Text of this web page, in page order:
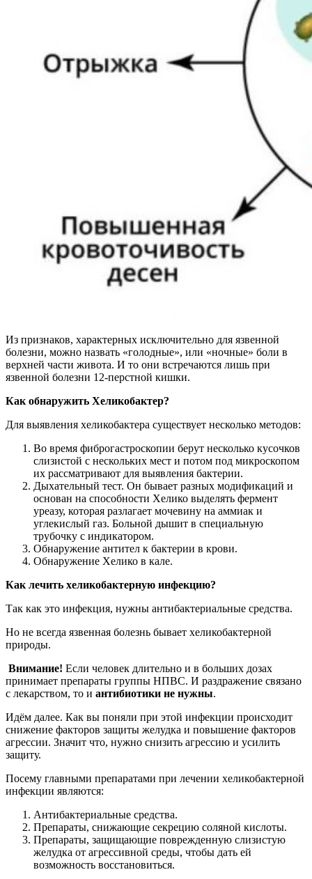
Из признаков, характерных исключительно для язвенной
болезни, можно назвать «голодные», или «ночные» боли в
верхней части живота. И то они встречаются лишь при
язвенной болезни 12-перстной кишки.
Как обнаружить Хеликобактер?
Для выявления хеликобактера существует несколько методов:
Во время фиброгастроскопии берут несколько кусочков
слизистой с нескольких мест и потом под микроскопом
их рассматривают для выявления бактерии.
Дыхательный тест. Он бывает разных модификаций и
основан на способности Хелико выделять фермент
уреазу, которая разлагает мочевину на аммиак и
углекислый газ. Больной дышит в специальную
трубочку с индикатором.
Обнаружение антител к бактерии в крови.
Обнаружение Хелико в кале.
Как лечить хеликобактерную инфекцию?
Так как это инфекция, нужны антибактериальные средства.
Но не всегда язвенная болезнь бывает хеликобактерной
природы.
Внимание! Если человек длительно и в больших дозах
принимает препараты группы НПВС. И раздражение связано
с лекарством, то и антибиотики не нужны.
Идём далее. Как вы поняли при этой инфекции происходит
снижение факторов защиты желудка и повышение факторов
агрессии. Значит что, нужно снизить агрессию и усилить
защиту.
Посему главными препаратами при лечении хеликобактерной
инфекции являются:
Антибактериальные средства.
Препараты, снижающие секрецию соляной кислоты.
Препараты, защищающие поврежденную слизистую
желудка от агрессивной среды, чтобы дать ей
возможность восстановиться.